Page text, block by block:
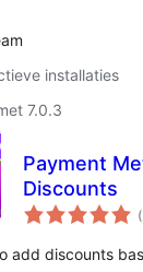
installaties
7.0.3
Payment
Discounts
add discounts